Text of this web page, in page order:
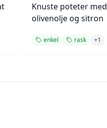
Knuste poteter med
olivenolje og sitron
enkel rask +1